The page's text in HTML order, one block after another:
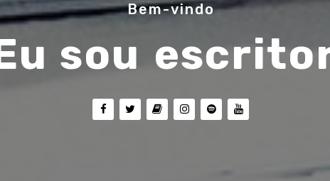
Bem-vindo
Eu sou músico